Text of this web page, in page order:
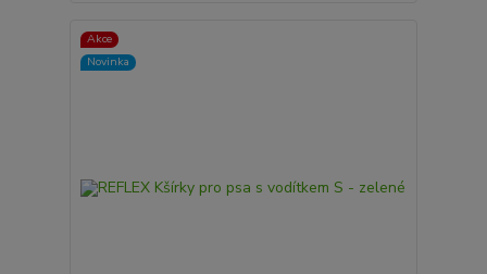
Akce
Novinka